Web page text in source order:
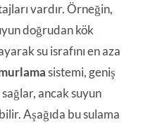
vardır. Örneğin,
doğrudan kök
su israfını en aza
sistemi, geniş
ancak suyun
Aşağıda bu sulama